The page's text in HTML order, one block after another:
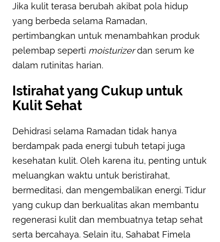
Jika kulit terasa berubah akibat pola hidup
yang berbeda selama Ramadan,
pertimbangkan untuk menambahkan produk
pelembap seperti moisturizerdan serum ke
dalam rutinitas harian.
Istirahat yang Cukup untuk
Kulit Sehat
Dehidrasi selama Ramadan tidak hanya
berdampak pada energi tubuh tetapi juga
kesehatan kulit. Oleh karena itu, penting untuk
meluangkan waktu untuk beristirahat,
bermeditasi, dan mengembalikan energi. Tidur
yang cukup dan berkualitas akan membantu
regenerasi kulit dan membuatnya tetap sehat
serta bercahaya. Selain itu, Sahabat Fimela